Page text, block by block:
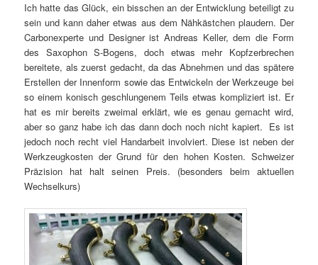
Ich hatte das Glück, ein bisschen an der Entwicklung beteiligt zu
sein und kann daher etwas aus dem Nähkästchen plaudern. Der
Carbonexperte und Designer ist Andreas Keller, dem die Form
des Saxophon S-Bogens, doch etwas mehr Kopfzerbrechen
bereitete, als zuerst gedacht, da das Abnehmen und das spätere
Erstellen der Innenform sowie das Entwickeln der Werkzeuge bei
so einem konisch geschlungenem Teils etwas kompliziert ist. Er
hat es mir bereits zweimal erklärt, wie es genau gemacht wird,
aber so ganz habe ich das dann doch noch nicht kapiert. Es ist
jedoch noch recht viel Handarbeit involviert. Diese ist neben der
Werkzeugkosten der Grund für den hohen Kosten. Schweizer
Präzision hat halt seinen Preis. (besonders beim aktuellen
Wechselkurs)